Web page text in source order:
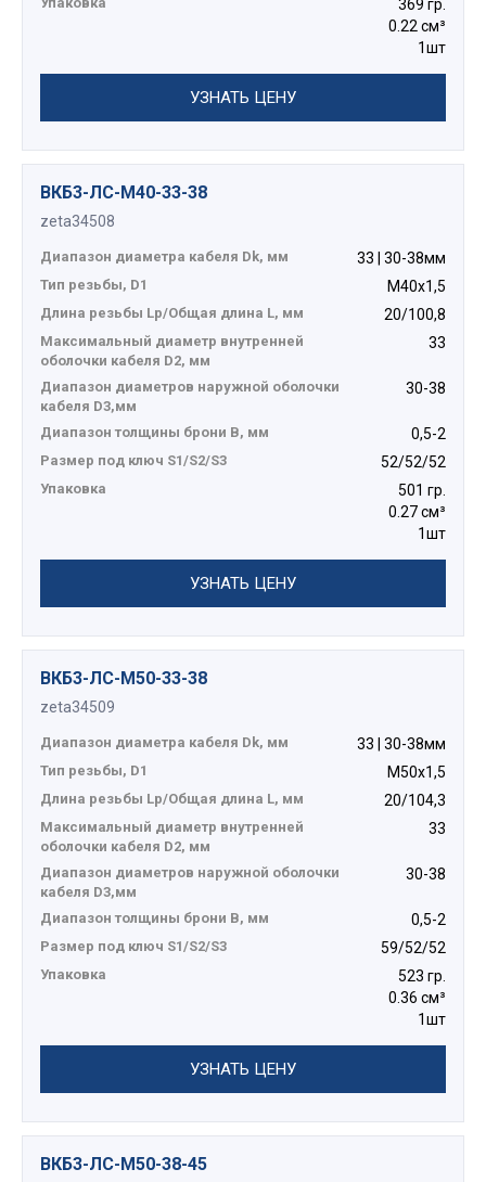
369 гр.
0.22 см³
1шт
УЗНАТЬ ЦЕНУ
ВКБ3-ЛС-M40-33-38
zeta34508
Диапазон диаметра кабеля Dk, мм 33 | 30-38мм
Тип резьбы, D1 М40х1,5
Длина резьбы Lp/Общая длина L, мм 20/100,8
Максимальный диаметр внутренней
оболочки кабеля D2, мм
33
Диапазон диаметров наружной оболочки
кабеля D3,мм
30-38
Диапазон толщины брони В, мм 0,5-2
Размер под ключ S1/S2/S3 52/52/52
Упаковка
501 гр.
0.27 см³
1шт
УЗНАТЬ ЦЕНУ
ВКБ3-ЛС-M50-33-38
zeta34509
Диапазон диаметра кабеля Dk, мм 33 | 30-38мм
Тип резьбы, D1 М50х1,5
Длина резьбы Lp/Общая длина L, мм 20/104,3
Максимальный диаметр внутренней
оболочки кабеля D2, мм
33
Диапазон диаметров наружной оболочки
кабеля D3,мм
30-38
Диапазон толщины брони В, мм 0,5-2
Размер под ключ S1/S2/S3 59/52/52
Упаковка
523 гр.
0.36 см³
1шт
УЗНАТЬ ЦЕНУ
ВКБ3-ЛС-M50-38-45